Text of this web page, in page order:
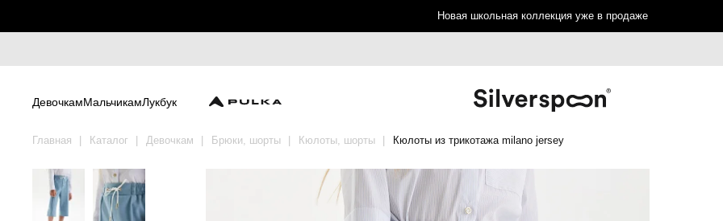
Новая школьная коллекция уже в продаже
ДевочкамМальчикамЛукбук
Главная Каталог Девочкам Брюки, шорты Кюлоты, шорты Кюлоты из трикотажа milano jersey